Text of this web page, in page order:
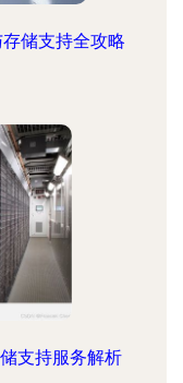
储支持全攻略
支持服务解析